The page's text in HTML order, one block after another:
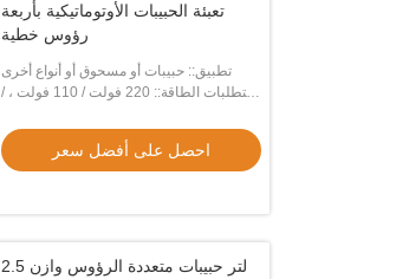
تعبئة الحبيبات الأوتوماتيكية بأربعة
رؤوس خطية
تطبيق:: حبيبات أو مسحوق أو أنواع أخرى
متطلبات الطاقة:: 220 فولت / 110 فولت ، /
احصل على أفضل سعر
2.5 لتر حبيبات متعددة الرؤوس وازن